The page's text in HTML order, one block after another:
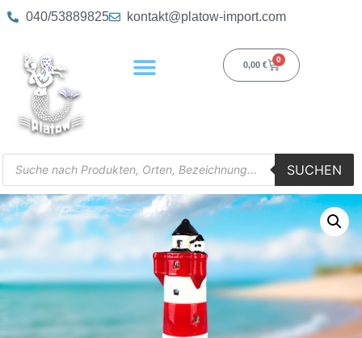
040/53889825 kontakt@platow-import.com
0,00 €
0
SUCHEN